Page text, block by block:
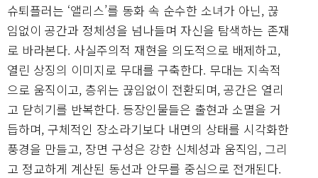
슈퇴플러는 ‘앨리스’를 동화 속 순수한 소녀가 아닌, 끊
임없이 공간과 정체성을 넘나들며 자신을 탐색하는 존재
로 바라본다. 사실주의적 재현을 의도적으로 배제하고,
열린 상징의 이미지로 무대를 구축한다. 무대는 지속적
으로 움직이고, 층위는 끊임없이 전환되며, 공간은 열리
고 닫히기를 반복한다. 등장인물들은 출현과 소멸을 거
듭하며, 구체적인 장소라기보다 내면의 상태를 시각화한
풍경을 만들고, 장면 구성은 강한 신체성과 움직임, 그리
고 정교하게 계산된 동선과 안무를 중심으로 전개된다.